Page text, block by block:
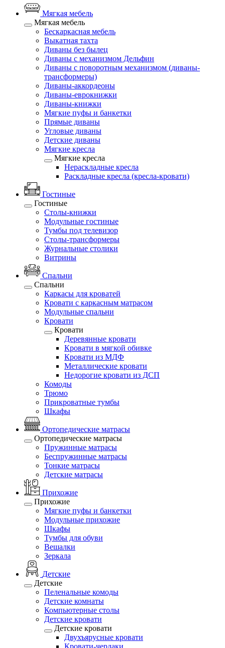
Мягкая мебель
Мягкая мебель
Бескаркасная мебель
Выкатная тахта
Диваны без былец
Диваны с механизмом Дельфин
Диваны с поворотным механизмом (диваны-
трансформеры)
Диваны-аккордеоны
Диваны-еврокнижки
Диваны-книжки
Мягкие пуфы и банкетки
Прямые диваны
Угловые диваны
Детские диваны
Мягкие кресла
Мягкие кресла
Нераскладные кресла
Раскладные кресла (кресла-кровати)
Гостиные
Гостиные
Столы-книжки
Модульные гостиные
Тумбы под телевизор
Столы-трансформеры
Журнальные столики
Витрины
Спальни
Спальни
Каркасы для кроватей
Кровати с каркасным матрасом
Модульные спальни
Кровати
Кровати
Деревянные кровати
Кровати в мягкой обивке
Кровати из МДФ
Металлические кровати
Недорогие кровати из ДСП
Комоды
Трюмо
Прикроватные тумбы
Шкафы
Ортопедические матрасы
Ортопедические матрасы
Пружинные матрасы
Беспружинные матрасы
Тонкие матрасы
Детские матрасы
Прихожие
Прихожие
Мягкие пуфы и банкетки
Модульные прихожие
Шкафы
Тумбы для обуви
Вешалки
Зеркала
Детские
Детские
Пеленальные комоды
Детские комнаты
Компьютерные столы
Детские кровати
Детские кровати
Двухъярусные кровати
Кровати-чердаки